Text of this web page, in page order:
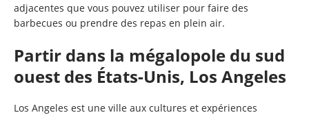
adjacentes que vous pouvez utiliser pour faire des
barbecues ou prendre des repas en plein air.
Partir dans la mégalopole du sud
ouest des États-Unis, Los Angeles
Los Angeles est une ville aux cultures et expériences